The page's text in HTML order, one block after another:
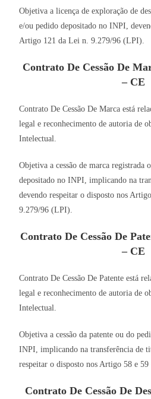
Objetiva a licença de exploração de
e/ou pedido depositado no INPI,
Artigo 121 da Lei n. 9.279/96 (LPI).
Contrato De Cessão De
– CE
Contrato De Cessão De Marca está
legal e reconhecimento de autoria de
Intelectual.
Objetiva a cessão de marca registrada
depositado no INPI, implicando na
devendo respeitar o disposto nos
9.279/96 (LPI).
Contrato De Cessão De
– CE
Contrato De Cessão De Patente está
legal e reconhecimento de autoria de
Intelectual.
Objetiva a cessão da patente ou do
INPI, implicando na transferência de
respeitar o disposto nos Artigo 58 e
Contrato De Cessão De